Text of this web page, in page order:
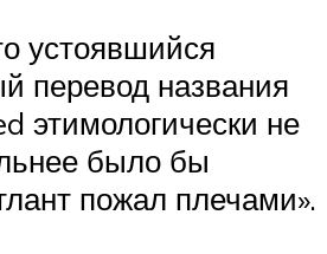
устоявшийся
перевод названия
этимологически не
было бы
пожал плечами».